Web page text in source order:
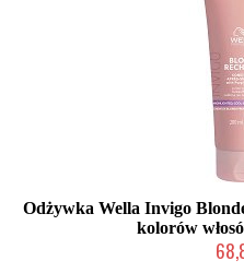
Odżywka Wella Invigo
kolorów